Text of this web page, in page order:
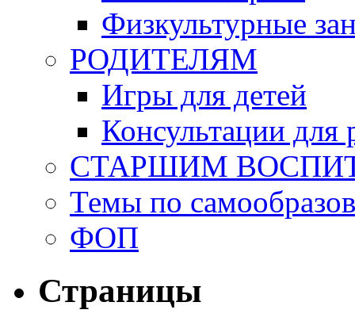
Физкультурные
РОДИТЕЛЯМ
Игры для детей
Консультации для
СТАРШИМ
Темы по
ФОП
Страницы